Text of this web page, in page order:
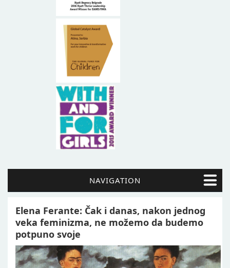
NAVIGATION
Elena Ferante: Čak i danas, nakon jednog
veka feminizma, ne možemo da budemo
potpuno svoje